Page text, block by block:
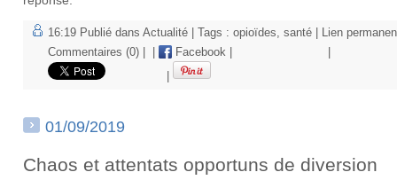
16:19 Publié dans Actualité | Tags : opioïdes, santé
Lien
Commentaires (0)
Facebook
01/09/2019
Chaos et attentats opportuns de diversion